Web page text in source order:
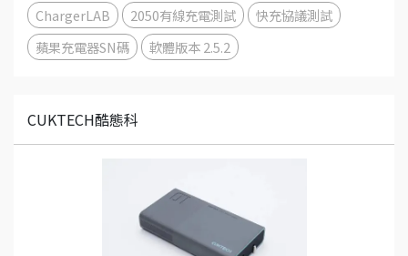
ChargerLAB
2050有線充電測試
快充協議測試
蘋果充電器SN碼
軟體版本 2.5.2
CUKTECH酷態科